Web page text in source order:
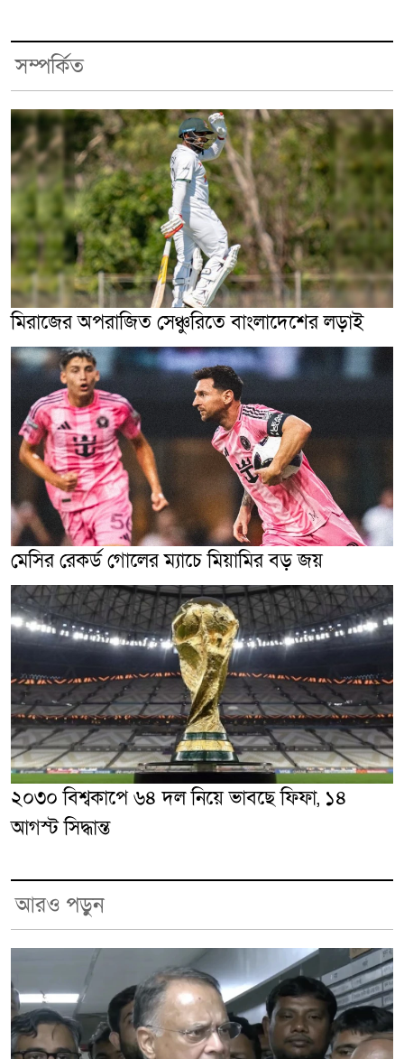
সম্পর্কিত
মিরাজের অপরাজিত সেঞ্চুরিতে বাংলাদেশের লড়াই
মেসির রেকর্ড গোলের ম্যাচে মিয়ামির বড় জয়
২০৩০ বিশ্বকাপে ৬৪ দল নিয়ে ভাবছে ফিফা, ১৪
আগস্ট সিদ্ধান্ত
আরও পড়ুন